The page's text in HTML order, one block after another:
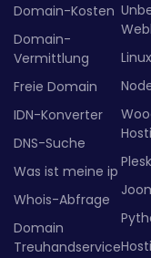
Domain-Kosten
Domain-
Vermittlung
Freie Domain
IDN-Konverter
DNS-Suche
Was ist meine ip
Whois-Abfrage
Domain
Treuhandservice